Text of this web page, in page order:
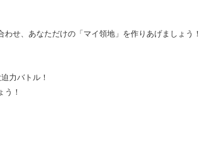
せ、あなただけの「マイ領地」を作りあげましょう！
力バトル！
う！